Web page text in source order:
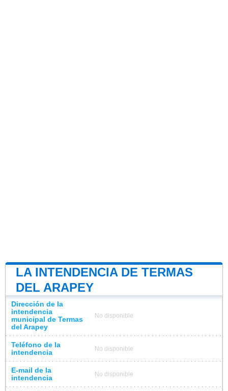
LA INTENDENCIA DE TERMAS
DEL ARAPEY
Dirección de la
intendencia
municipal de Termas
del Arapey
No disponible
Teléfono de la
intendencia
No disponible
E-mail de la
intendencia
No disponible